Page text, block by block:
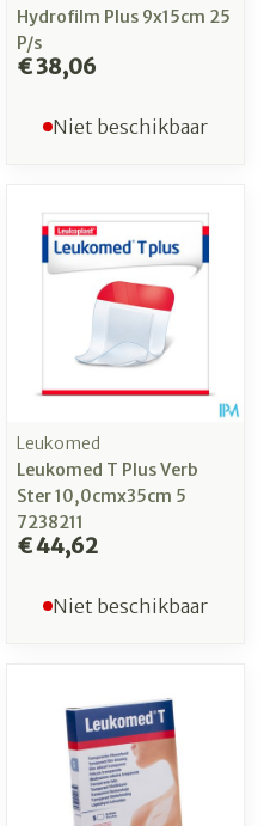
Hydrofilm Plus 9x15cm 25
P/s
€ 38,06
Niet beschikbaar
Leukomed
Leukomed T Plus Verb
Ster 10,0cmx35cm 5
7238211
€ 44,62
Niet beschikbaar